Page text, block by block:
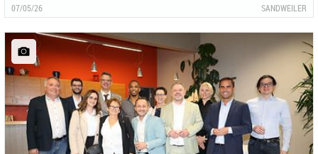
07/05/26 SANDWEILER